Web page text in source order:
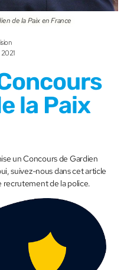
de la Paix en France
la Paix
un Concours de Gardien
suivez-nous dans cet article
recrutement de la police.